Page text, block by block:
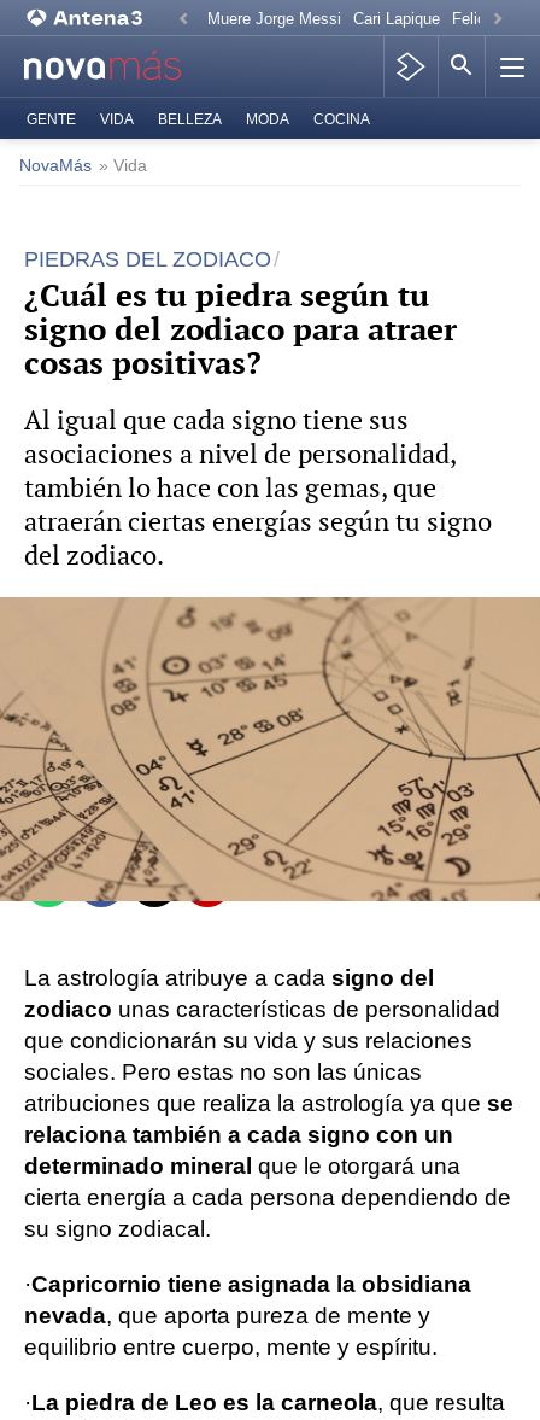
Muere Jorge Messi Cari Lapique Felicitación
GENTE VIDA BELLEZA MODA COCINA
NovaMás » Vida
PIEDRAS DEL ZODIACO
¿Cuál es tu piedra según tu
signo del zodiaco para atraer
cosas positivas?
Al igual que cada signo tiene sus
asociaciones a nivel de personalidad,
también lo hace con las gemas, que
atraerán ciertas energías según tu signo
del zodiaco.
NovaMás
Madrid
Publicado: 16 de noviembre de 2021, 20:20
WhatsappFacebook
X Flipboard
La astrología atribuye a cada signo del
zodiaco unas características de personalidad
que condicionarán su vida y sus relaciones
sociales. Pero estas no son las únicas
atribuciones que realiza la astrología ya que se
relaciona también a cada signo con un
determinado mineral que le otorgará una
cierta energía a cada persona dependiendo de
su signo zodiacal.
·Capricornio tiene asignada la obsidiana
nevada, que aporta pureza de mente y
equilibrio entre cuerpo, mente y espíritu.
·La piedra de Leo es la carneola, que resulta